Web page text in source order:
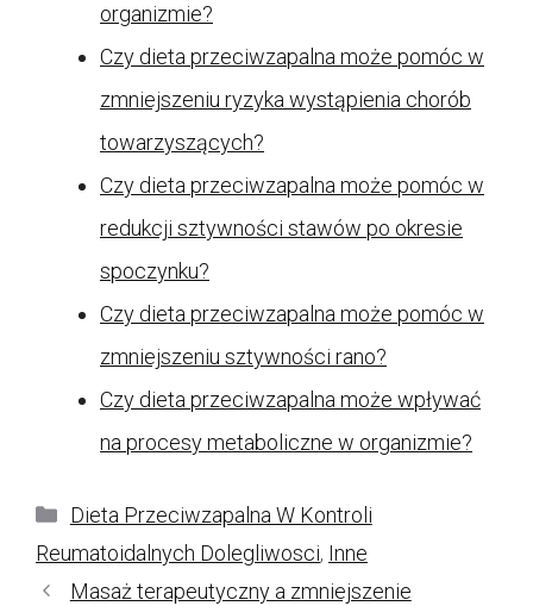
organizmie?
Czy dieta przeciwzapalna może pomóc w
zmniejszeniu ryzyka wystąpienia chorób
towarzyszących?
Czy dieta przeciwzapalna może pomóc w
redukcji sztywności stawów po okresie
spoczynku?
Czy dieta przeciwzapalna może pomóc w
zmniejszeniu sztywności rano?
Czy dieta przeciwzapalna może wpływać
na procesy metaboliczne w organizmie?
Kategorie
Dieta Przeciwzapalna W Kontroli
Reumatoidalnych Dolegliwosci, Inne
Masaż terapeutyczny a zmniejszenie